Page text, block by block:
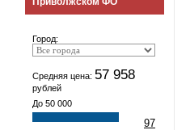
Город:
Средняя цена: 57 958
рублей
До 50 000
97